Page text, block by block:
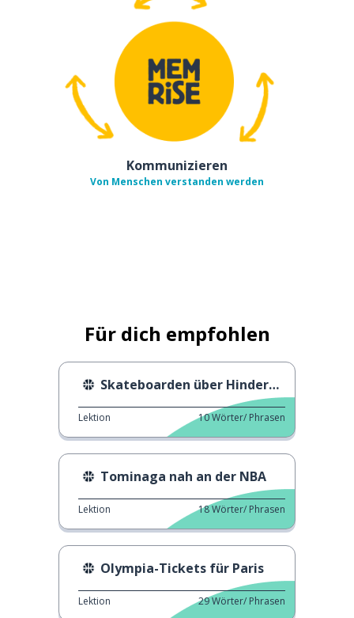
Kommunizieren
Von Menschen verstanden werden
Für dich empfohlen
Skateboarden über Hindernisse
Lektion 10Wörter/ Phrasen
Tominaga nah an der NBA
Lektion 18Wörter/ Phrasen
Olympia-Tickets für Paris
Lektion 29Wörter/ Phrasen